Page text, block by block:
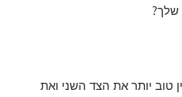
טוב יותר את הצד השני ואת